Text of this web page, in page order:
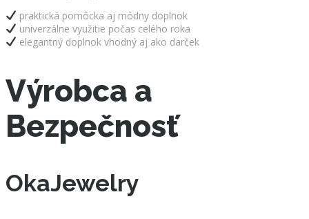
praktická pomôcka aj módny doplnok
univerzálne využitie počas celého roka
elegantný doplnok vhodný aj ako darček
Výrobca a
Bezpečnosť
OkaJewelry